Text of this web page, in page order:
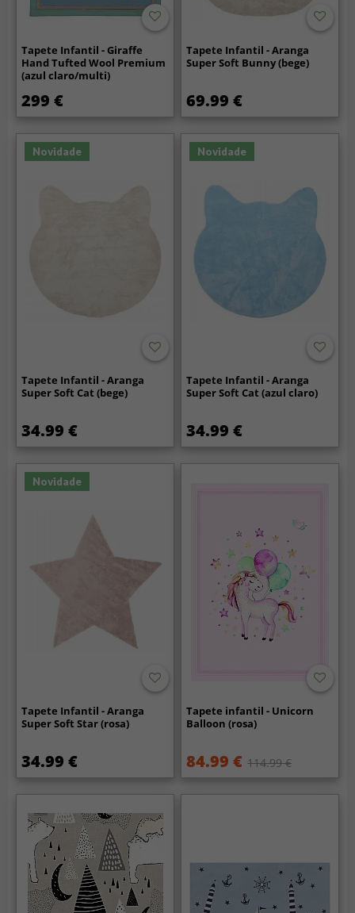
Tapete Infantil - Giraffe
Hand Tufted Wool Premium
(azul claro/multi)
299 €
Tapete Infantil - Aranga
Super Soft Bunny (bege)
69.99 €
Novidade
Tapete Infantil - Aranga
Super Soft Cat (bege)
34.99 €
Novidade
Tapete Infantil - Aranga
Super Soft Cat (azul claro)
34.99 €
Novidade
Tapete Infantil - Aranga
Super Soft Star (rosa)
34.99 €
Tapete infantil - Unicorn
Balloon (rosa)
84.99 € 114.99 €